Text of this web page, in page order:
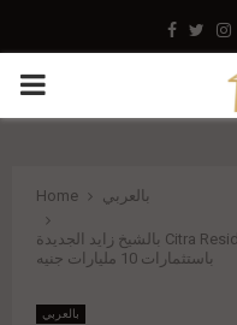
PRIMARY
Home بالعربي
ويلث هولدينج تطلق مشروع Citra Residence بالشيخ زايد الجديدة
باستثمارات 10 مليارات جنيه
بالعربي